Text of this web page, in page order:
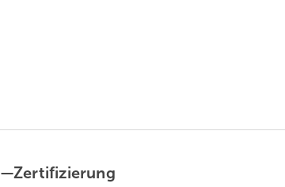
—Zertifizierung